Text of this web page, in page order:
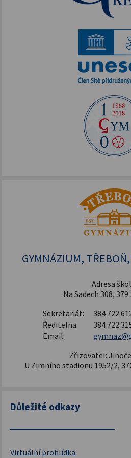
Podpora vzdělávání
Škola bez hranic
Půdní vestavba
Přírodovědné pobytové
Jazykové kompetence
Archív projektů
Zdravý životní styl
Akce podpořené FOTOS
Alej Toma Schreckera
FOTOSKOP
GYMNÁZIUM,
Adresa
Na Sadech 308,
Sekretariát:
384 722
Ředitelna:
384 722
Email:
Zřizovatel:
U Zimního stadionu 1952/2,
Důležité odkazy
Virtuální prohlídka